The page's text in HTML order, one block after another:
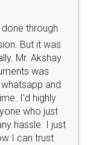
through
But it was
Mr. Akshay
was
and
I'd highly
who just
hassle. I just
I can trust